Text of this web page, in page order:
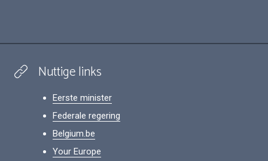
Nuttige links
Eerste minister
Federale regering
Belgium.be
Your Europe